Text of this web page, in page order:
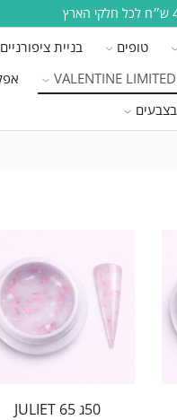
טופים בניית ציפורניים
VALENTINE
50ג 65 JULIET